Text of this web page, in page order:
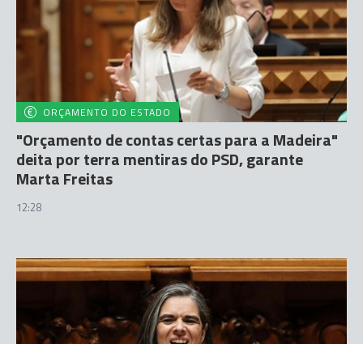
ORÇAMENTO DO ESTADO
"Orçamento de contas certas para a Madeira"
deita por terra mentiras do PSD, garante
Marta Freitas
12:28